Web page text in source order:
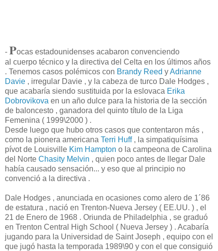
- Pocas estadounidenses acabaron convenciendo
al cuerpo técnico y la directiva del Celta en los últimos años
. Tenemos casos polémicos con Brandy Reed yAdrianne
Davie , irregular Davie , y la cabeza de turco Dale Hodges ,
que acabaría siendo sustituida por la eslovaca Erika
Dobrovikova en un año dulce para la historia de la sección
de baloncesto , ganadora del quinto título de la Liga
Femenina ( 1999\2000 ) .
Desde luego que hubo otros casos que contentaron más ,
como la pionera americana Terri Huff , la simpatiquísima
pívot de Louisville Kim Hampton o la campeona de Carolina
del Norte Chasity Melvin , quien poco antes de llegar Dale
había causado sensación... y eso que al principio no
convenció a la directiva .
Dale Hodges , anunciada en ocasiones como alero de 1´86
de estatura , nació en Trenton-Nueva Jersey ( EE.UU. ) , el
21 de Enero de 1968 . Oriunda de Philadelphia , se graduó
en Trenton Central High School ( Nueva Jersey ) . Acabaría
jugando para la Universidad de Saint Joseph , equipo con el
que jugó hasta la temporada 1989\90 y con el que consiguió